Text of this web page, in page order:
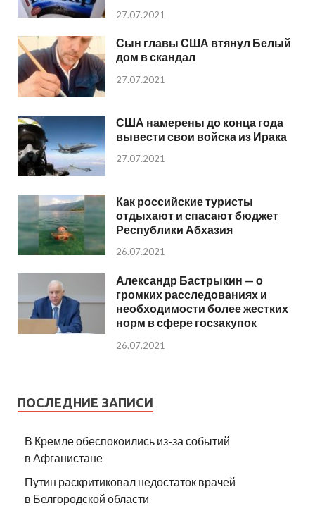
27.07.2021
Сын главы США втянул Белый
дом в скандал
27.07.2021
США намерены до конца года
вывести свои войска из Ирака
27.07.2021
Как российские туристы
отдыхают и спасают бюджет
Республики Абхазия
26.07.2021
Александр Бастрыкин — о
громких расследованиях и
необходимости более жестких
норм в сфере госзакупок
26.07.2021
ПОСЛЕДНИЕ ЗАПИСИ
В Кремле обеспокоились из-за событий
в Афганистане
Путин раскритиковал недостаток врачей
в Белгородской области